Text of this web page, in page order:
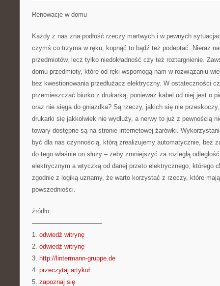
Renowacje w domu
Każdy z nas zna podłość rzeczy martwych i w pewnych
czymś co trzyma w ręku, kopnąć to bądź też podeptać. Nieraz
przedmiotów, lecz tylko niedokładność czy też roztargnienie.
domu przedmioty, które od ręki wspomogą nam w rozwiązaniu
bez kwestionowania przedłużacz elektryczny. W ostateczności
przemieszczać biurko z drukarką, ponieważ kabel od niej jest o
oraz nie sięga do gniazdka? Są rzeczy, jakich się nie przeskoczy,
drukarki się jakkolwiek nie wydłuży, a nerwy to już z pewnością
towary dostępne są na stronie internetowej żarówki.
być dla nas czynnością, którą zrealizujemy automatycznie, bez
do tego właśnie on służy – żeby zmniejszyć za rozległą
elektrycznym a wtyczką od danej przeto elektrycznego, którego
zgodnie z logiką uznamy, że warto korzystać z rzeczy, które
powszedniości.
źródło:
———————————
1. odwiedź witrynę
2. odwiedź witrynę
3. http://lintermann-gruppe.de
4. przeczytaj artykuł
5. zapoznaj się